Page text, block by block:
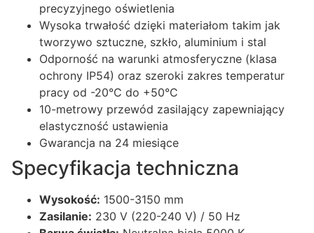
precyzyjnego oświetlenia
Wysoka trwałość dzięki materiałom takim jak
tworzywo sztuczne, szkło, aluminium i stal
Odporność na warunki atmosferyczne (klasa
ochrony IP54) oraz szeroki zakres temperatur
pracy od -20°C do +50°C
10-metrowy przewód zasilający zapewniający
elastyczność ustawienia
Gwarancja na 24 miesiące
Specyfikacja techniczna
Wysokość: 1500-3150 mm
Zasilanie: 230 V (220-240 V) / 50 Hz